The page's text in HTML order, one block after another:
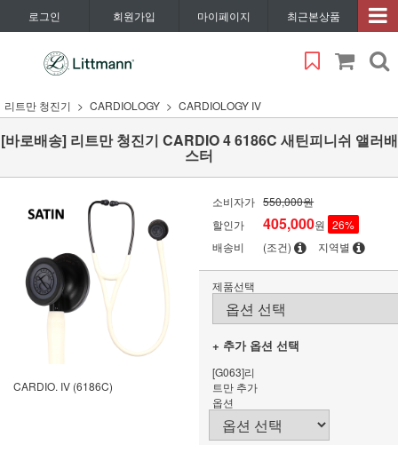
로그인 회원가입 마이페이지 최근본상품
리트만 청진기 CARDIOLOGY CARDIOLOGY IV
[바로배송] 리트만 청진기 CARDIO 4 6186C 새틴피니쉬 앨러배
스터
CARDIO. IV (6186C)
소비자가 550,000원
할인가
405,000원 26%
배송비
(조건) 지역별
제품선택
+ 추가 옵션 선택
[G063]리
트만 추가
옵션